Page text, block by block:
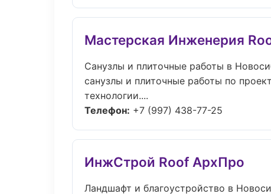
Мастерская Инженерия
Санузлы и плиточные работы в
санузлы и плиточные работы по
технологии....
Телефон: +7 (997) 438-77-25
ИнжСтрой Roof АрхПро
Ландшафт и благоустройство в